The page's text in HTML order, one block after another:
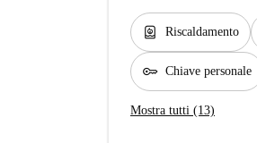
water_heater Riscaldamento
key Chiave personale
Mostra tutti (13)